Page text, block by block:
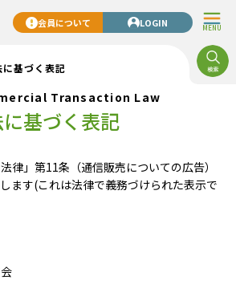
MENU
会員について LOGIN
基づく表記
Transaction Law
基づく表記
律」第11条（通信販売についての広告）
ます(これは法律で義務づけられた表示で